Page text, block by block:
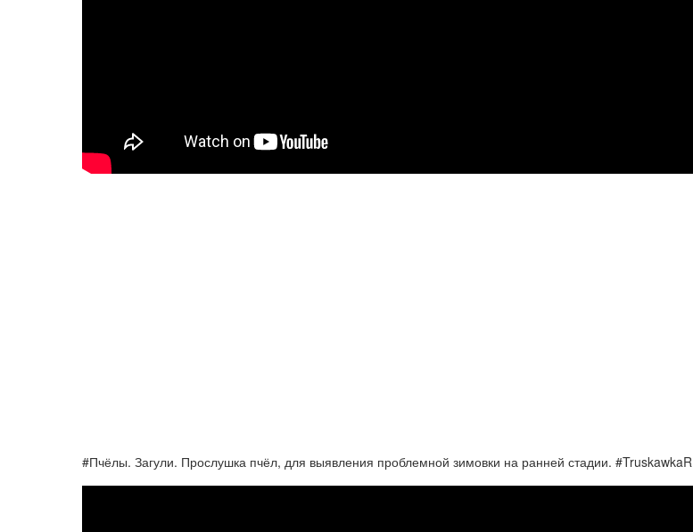
#Пчёлы. Загули. Прослушка пчёл, для выявления проблемной зимовки на ранней стадии. #TruskawkaR